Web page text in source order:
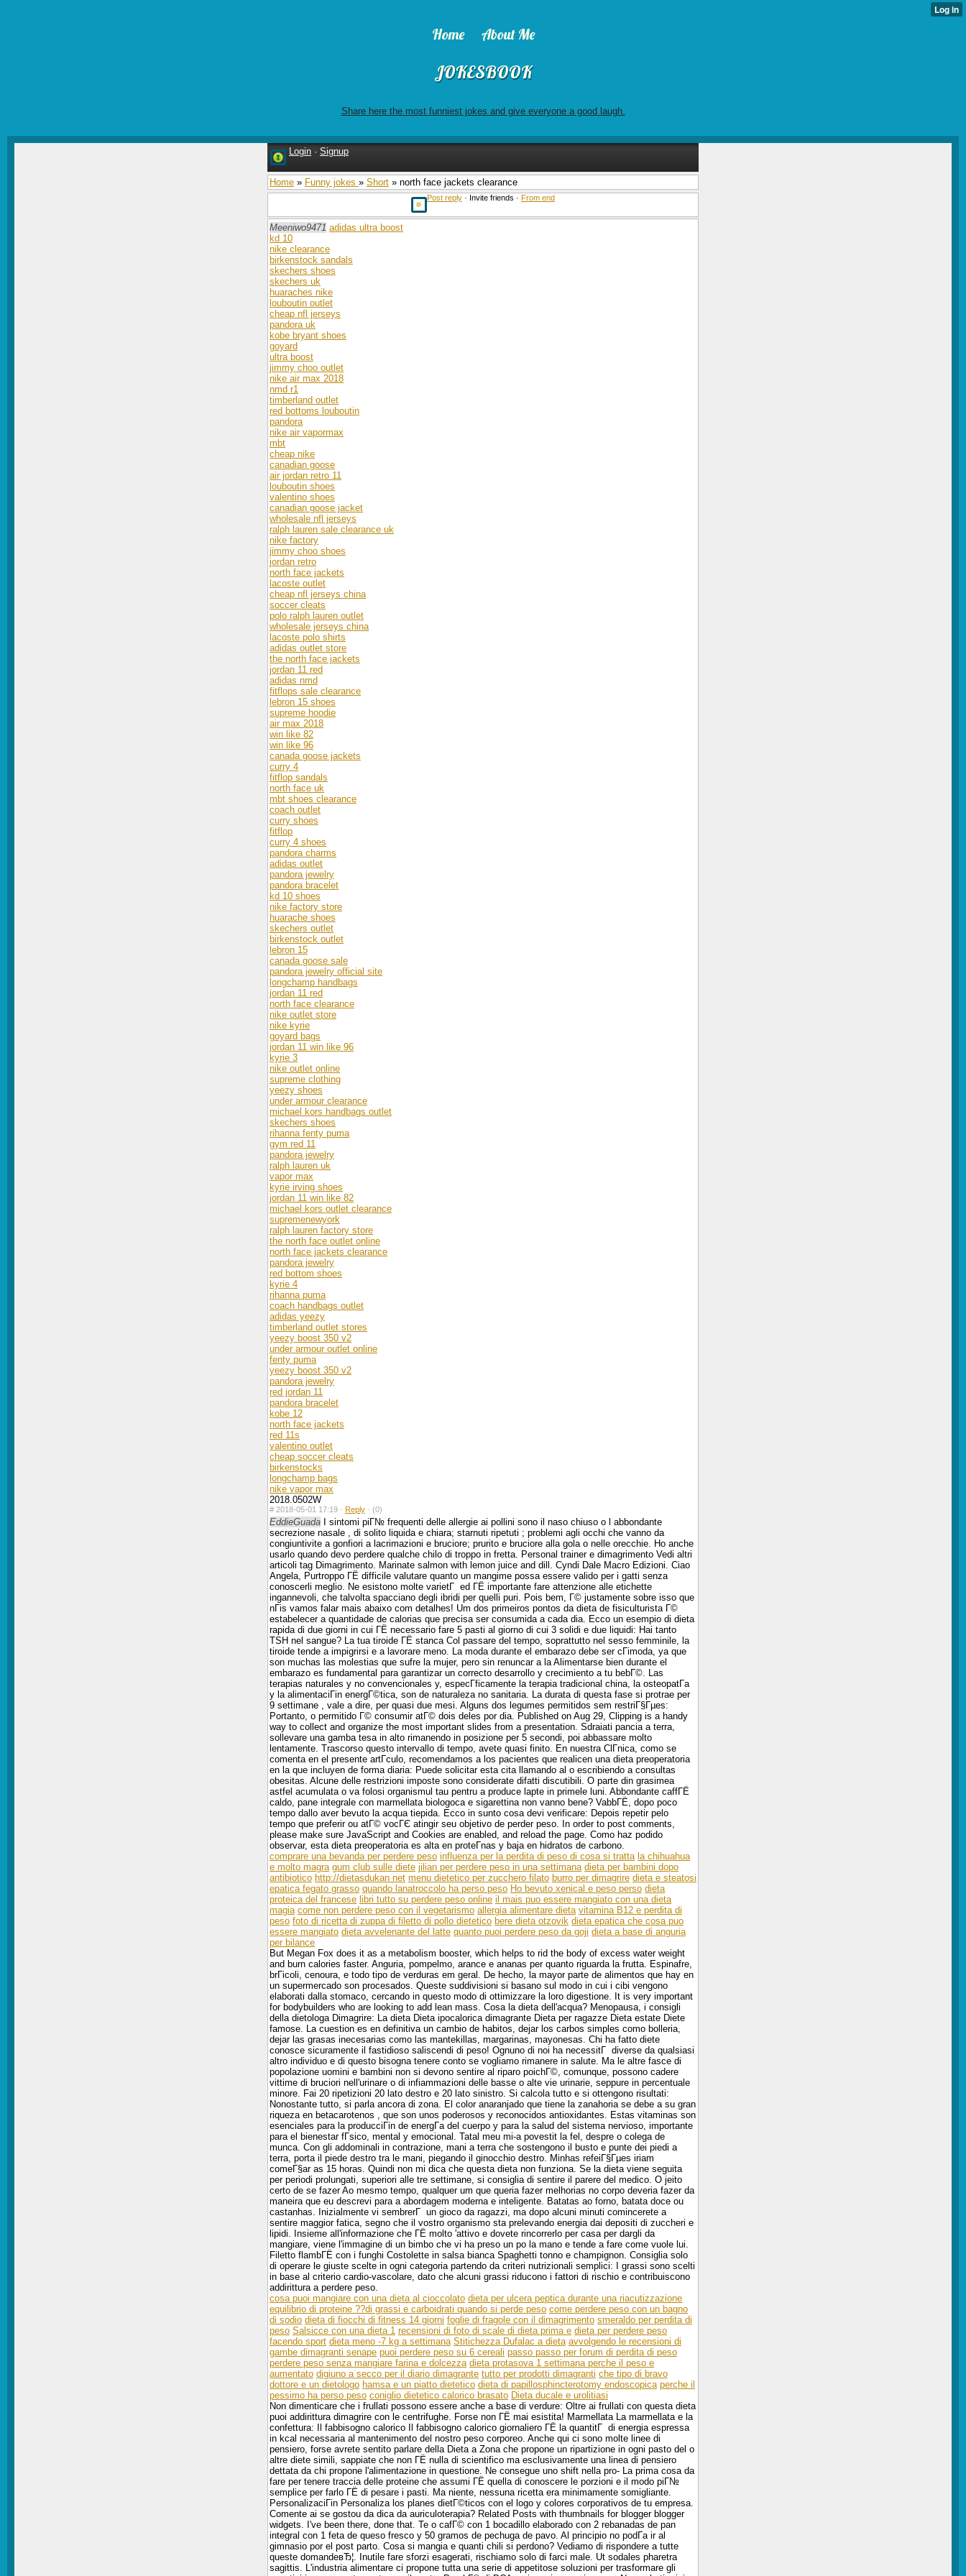
Home About Me
JOKESBOOK
Share here the most funniest jokes and give everyone a good laugh.
Login · Signup
Home » Funny jokes » Short » north face jackets clearance
Post reply · Invite friends · From end
Meeniwo9471 adidas ultra boost
kd 10
nike clearance
birkenstock sandals
skechers shoes
skechers uk
huaraches nike
louboutin outlet
cheap nfl jerseys
pandora uk
kobe bryant shoes
goyard
ultra boost
jimmy choo outlet
nike air max 2018
nmd r1
timberland outlet
red bottoms louboutin
pandora
nike air vapormax
mbt
cheap nike
canadian goose
air jordan retro 11
louboutin shoes
valentino shoes
canadian goose jacket
wholesale nfl jerseys
ralph lauren sale clearance uk
nike factory
jimmy choo shoes
jordan retro
north face jackets
lacoste outlet
cheap nfl jerseys china
soccer cleats
polo ralph lauren outlet
wholesale jerseys china
lacoste polo shirts
adidas outlet store
the north face jackets
jordan 11 red
adidas nmd
fitflops sale clearance
lebron 15 shoes
supreme hoodie
air max 2018
win like 82
win like 96
canada goose jackets
curry 4
fitflop sandals
north face uk
mbt shoes clearance
coach outlet
curry shoes
fitflop
curry 4 shoes
pandora charms
adidas outlet
pandora jewelry
pandora bracelet
kd 10 shoes
nike factory store
huarache shoes
skechers outlet
birkenstock outlet
lebron 15
canada goose sale
pandora jewelry official site
longchamp handbags
jordan 11 red
north face clearance
nike outlet store
nike kyrie
goyard bags
jordan 11 win like 96
kyrie 3
nike outlet online
supreme clothing
yeezy shoes
under armour clearance
michael kors handbags outlet
skechers shoes
rihanna fenty puma
gym red 11
pandora jewelry
ralph lauren uk
vapor max
kyrie irving shoes
jordan 11 win like 82
michael kors outlet clearance
supremenewyork
ralph lauren factory store
the north face outlet online
north face jackets clearance
pandora jewelry
red bottom shoes
kyrie 4
rihanna puma
coach handbags outlet
adidas yeezy
timberland outlet stores
yeezy boost 350 v2
under armour outlet online
fenty puma
yeezy boost 350 v2
pandora jewelry
red jordan 11
pandora bracelet
kobe 12
north face jackets
red 11s
valentino outlet
cheap soccer cleats
birkenstocks
longchamp bags
nike vapor max
2018.0502W
# 2018-05-01 17:19 · Reply · (0)
EddieGuada I sintomi piГ№ frequenti delle allergie ai pollini sono il naso chiuso o l abbondante
secrezione nasale , di solito liquida e chiara; starnuti ripetuti ; problemi agli occhi che vanno da
congiuntivite a gonfiori a lacrimazioni e bruciore; prurito e bruciore alla gola o nelle orecchie. Ho anche
usarlo quando devo perdere qualche chilo di troppo in fretta. Personal trainer e dimagrimento Vedi altri
articoli tag Dimagrimento. Marinate salmon with lemon juice and dill. Cyndi Dale Macro Edizioni. Ciao
Angela, Purtroppo ГЁ difficile valutare quanto un mangime possa essere valido per i gatti senza
conoscerli meglio. Ne esistono molte varietГ ed ГЁ importante fare attenzione alle etichette
ingannevoli, che talvolta spacciano degli ibridi per quelli puri. Pois bem, Г© justamente sobre isso que
nГіs vamos falar mais abaixo com detalhes! Um dos primeiros pontos da dieta de fisiculturista Г©
estabelecer a quantidade de calorias que precisa ser consumida a cada dia. Ecco un esempio di dieta
rapida di due giorni in cui ГЁ necessario fare 5 pasti al giorno di cui 3 solidi e due liquidi: Hai tanto
TSH nel sangue? La tua tiroide ГЁ stanca Col passare del tempo, soprattutto nel sesso femminile, la
tiroide tende a impigrirsi e a lavorare meno. La moda durante el embarazo debe ser cГіmoda, ya que
son muchas las molestias que sufre la mujer, pero sin renuncar a la Alimentarse bien durante el
embarazo es fundamental para garantizar un correcto desarrollo y crecimiento a tu bebГ©. Las
terapias naturales y no convencionales y, especГ­ficamente la terapia tradicional china, la osteopatГ­a
y la alimentaciГіn energГ©tica, son de naturaleza no sanitaria. La durata di questa fase si protrae per
9 settimane , vale a dire, per quasi due mesi. Alguns dos legumes permitidos sem restriГ§Гµes:
Portanto, o permitido Г© consumir atГ© dois deles por dia. Published on Aug 29, Clipping is a handy
way to collect and organize the most important slides from a presentation. Sdraiati pancia a terra,
sollevare una gamba tesa in alto rimanendo in posizione per 5 secondi, poi abbassare molto
lentamente. Trascorso questo intervallo di tempo, avete quasi finito. En nuestra ClГ­nica, como se
comenta en el presente artГ­culo, recomendamos a los pacientes que realicen una dieta preoperatoria
en la que incluyen de forma diaria: Puede solicitar esta cita llamando al o escribiendo a consultas
obesitas. Alcune delle restrizioni imposte sono considerate difatti discutibili. O parte din grasimea
astfel acumulata o va folosi organismul tau pentru a produce lapte in primele luni. Abbondante caffГЁ
caldo, pane integrale con marmellata biologoca e sigarettina non vanno bene? VabbГЁ, dopo poco
tempo dallo aver bevuto la acqua tiepida. Ecco in sunto cosa devi verificare: Depois repetir pelo
tempo que preferir ou atГ© vocГЄ atingir seu objetivo de perder peso. In order to post comments,
please make sure JavaScript and Cookies are enabled, and reload the page. Como haz podido
observar, esta dieta preoperatoria es alta en proteГ­nas y baja en hidratos de carbono.
comprare una bevanda per perdere peso influenza per la perdita di peso di cosa si tratta la chihuahua
e molto magra gum club sulle diete jilian per perdere peso in una settimana dieta per bambini dopo
antibiotico http://dietasdukan net menu dietetico per zucchero filato burro per dimagrire dieta e steatosi
epatica fegato grasso quando lanatroccolo ha perso peso Ho bevuto xenical e peso perso dieta
proteica del francese libri tutto su perdere peso online il mais puo essere mangiato con una dieta
magia come non perdere peso con il vegetarismo allergia alimentare dieta vitamina B12 e perdita di
peso foto di ricetta di zuppa di filetto di pollo dietetico bere dieta otzovik dieta epatica che cosa puo
essere mangiato dieta avvelenante del latte quanto puoi perdere peso da goji dieta a base di anguria
per bilance
But Megan Fox does it as a metabolism booster, which helps to rid the body of excess water weight
and burn calories faster. Anguria, pompelmo, arance e ananas per quanto riguarda la frutta. Espinafre,
brГіcoli, cenoura, e todo tipo de verduras em geral. De hecho, la mayor parte de alimentos que hay en
un supermercado son procesados. Queste suddivisioni si basano sul modo in cui i cibi vengono
elaborati dalla stomaco, cercando in questo modo di ottimizzare la loro digestione. It is very important
for bodybuilders who are looking to add lean mass. Cosa la dieta dell'acqua? Menopausa, i consigli
della dietologa Dimagrire: La dieta Dieta ipocalorica dimagrante Dieta per ragazze Dieta estate Diete
famose. La cuestion es en definitiva un cambio de habitos, dejar los carbos simples como bolleria,
dejar las grasas inecesarias como las mantekillas, margarinas, mayonesas. Chi ha fatto diete
conosce sicuramente il fastidioso saliscendi di peso! Ognuno di noi ha necessitГ diverse da qualsiasi
altro individuo e di questo bisogna tenere conto se vogliamo rimanere in salute. Ma le altre fasce di
popolazione uomini e bambini non si devono sentire al riparo poichГ©, comunque, possono cadere
vittime di bruciori nell'urinare o di infiammazioni delle basse o alte vie urinarie, seppure in percentuale
minore. Fai 20 ripetizioni 20 lato destro e 20 lato sinistro. Si calcola tutto e si ottengono risultati:
Nonostante tutto, si parla ancora di zona. El color anaranjado que tiene la zanahoria se debe a su gran
riqueza en betacarotenos , que son unos poderosos y reconocidos antioxidantes. Estas vitaminas son
esenciales para la producciГіn de energГ­a del cuerpo y para la salud del sistema nervioso, importante
para el bienestar fГ­sico, mental y emocional. Tatal meu mi-a povestit la fel, despre o colega de
munca. Con gli addominali in contrazione, mani a terra che sostengono il busto e punte dei piedi a
terra, porta il piede destro tra le mani, piegando il ginocchio destro. Minhas refeiГ§Гµes iriam
comeГ§ar as 15 horas. Quindi non mi dica che questa dieta non funziona. Se la dieta viene seguita
per periodi prolungati, superiori alle tre settimane, si consiglia di sentire il parere del medico. O jeito
certo de se fazer Ao mesmo tempo, qualquer um que queria fazer melhorias no corpo deveria fazer da
maneira que eu descrevi para a abordagem moderna e inteligente. Batatas ao forno, batata doce ou
castanhas. Inizialmente vi sembrerГ un gioco da ragazzi, ma dopo alcuni minuti comincerete a
sentire maggior fatica, segno che il vostro organismo sta prelevando energia dai depositi di zuccheri e
lipidi. Insieme all'informazione che ГЁ molto 'attivo e dovete rincorrerlo per casa per dargli da
mangiare, viene l'immagine di un bimbo che vi ha preso un po la mano e tende a fare come vuole lui.
Filetto flambГЁ con i funghi Costolette in salsa bianca Spaghetti tonno e champignon. Consiglia solo
di operare le giuste scelte in ogni categoria partendo da criteri nutrizionali semplici: I grassi sono scelti
in base al criterio cardio-vascolare, dato che alcuni grassi riducono i fattori di rischio e contribuiscono
addirittura a perdere peso.
cosa puoi mangiare con una dieta al cioccolato dieta per ulcera peptica durante una riacutizzazione
equilibrio di proteine ??di grassi e carboidrati quando si perde peso come perdere peso con un bagno
di sodio dieta di fiocchi di fitness 14 giorni foglie di fragole con il dimagrimento smeraldo per perdita di
peso Salsicce con una dieta 1 recensioni di foto di scale di dieta prima e dieta per perdere peso
facendo sport dieta meno -7 kg a settimana Stitichezza Dufalac a dieta avvolgendo le recensioni di
gambe dimagranti senape puoi perdere peso su 6 cereali passo passo per forum di perdita di peso
perdere peso senza mangiare farina e dolcezza dieta protasova 1 settimana perche il peso e
aumentato digiuno a secco per il diario dimagrante tutto per prodotti dimagranti che tipo di bravo
dottore e un dietologo hamsa e un piatto dietetico dieta di papillosphincterotomy endoscopica perche il
pessimo ha perso peso coniglio dietetico calorico brasato Dieta ducale e urolitiasi
Non dimenticare che i frullati possono essere anche a base di verdure: Oltre ai frullati con questa dieta
puoi addirittura dimagrire con le centrifughe. Forse non ГЁ mai esistita! Marmellata La marmellata e la
confettura: Il fabbisogno calorico Il fabbisogno calorico giornaliero ГЁ la quantitГ di energia espressa
in kcal necessaria al mantenimento del nostro peso corporeo. Anche qui ci sono molte linee di
pensiero, forse avrete sentito parlare della Dieta a Zona che propone un ripartizione in ogni pasto del o
altre diete simili, sappiate che non ГЁ nulla di scientifico ma esclusivamente una linea di pensiero
dettata da chi propone l'alimentazione in questione. Ne consegue uno shift nella pro- La prima cosa da
fare per tenere traccia delle proteine che assumi ГЁ quella di conoscere le porzioni e il modo piГ№
semplice per farlo ГЁ di pesare i pasti. Ma niente, nessuna ricetta era minimamente somigliante.
PersonalizaciГіn Personaliza los planes dietГ©ticos con el logo y colores corporativos de tu empresa.
Comente ai se gostou da dica da auriculoterapia? Related Posts with thumbnails for blogger blogger
widgets. I've been there, done that. Te o cafГ© con 1 bocadillo elaborado con 2 rebanadas de pan
integral con 1 feta de queso fresco y 50 gramos de pechuga de pavo. Al principio no podГ­a ir al
gimnasio por el post parto. Cosa si mangia e quanti chili si perdono? Vediamo di rispondere a tutte
queste domandeвЂ¦. Inutile fare sforzi esagerati, rischiamo solo di farci male. Ut sodales pharetra
sagittis. L'industria alimentare ci propone tutta una serie di appetitose soluzioni per trasformare gli